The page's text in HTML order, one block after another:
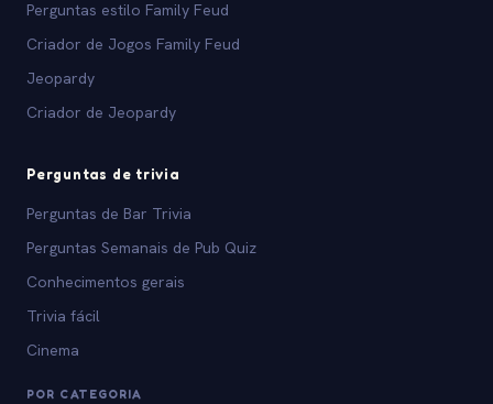
Perguntas estilo Family Feud
Criador de Jogos Family Feud
Jeopardy
Criador de Jeopardy
Perguntas de trivia
Perguntas de Bar Trivia
Perguntas Semanais de Pub Quiz
Conhecimentos gerais
Trivia fácil
Cinema
POR CATEGORIA